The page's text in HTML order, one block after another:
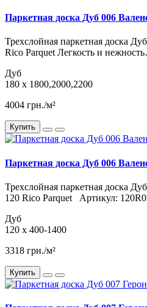
Паркетная доска Дуб 006
Трехслойная паркетная доска
Rico Parquet Легкость и
Дуб
180 x 1800,2000,2200
4004 грн./м²
Купить
Паркетная доска Дуб 006
Трехслойная паркетная доска
120 Rico Parquet Артикул:
Дуб
120 x 400-1400
3318 грн./м²
Купить